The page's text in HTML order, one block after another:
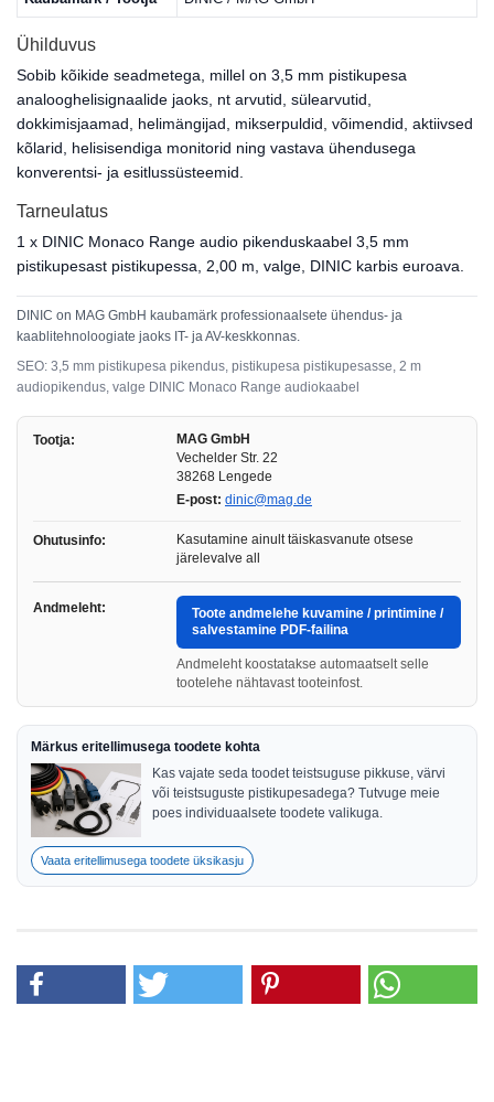
Ühilduvus
Sobib kõikide seadmetega, millel on 3,5 mm pistikupesa
analooghelisignaalide jaoks, nt arvutid, sülearvutid,
dokkimisjaamad, helimängijad, mikserpuldid, võimendid, aktiivsed
kõlarid, helisisendiga monitorid ning vastava ühendusega
konverentsi- ja esitlussüsteemid.
Tarneulatus
1 x DINIC Monaco Range audio pikenduskaabel 3,5 mm
pistikupesast pistikupessa, 2,00 m, valge, DINIC karbis euroava.
DINIC on MAG GmbH kaubamärk professionaalsete ühendus- ja
kaablitehnoloogiate jaoks IT- ja AV-keskkonnas.
SEO: 3,5 mm pistikupesa pikendus, pistikupesa pistikupesasse, 2 m
audiopikendus, valge DINIC Monaco Range audiokaabel
Tootja:
MAG GmbH
Vechelder Str. 22
38268 Lengede
E-post: dinic@mag.de
Ohutusinfo:
Kasutamine ainult täiskasvanute otsese
järelevalve all
Andmeleht:
Toote andmelehe kuvamine / printimine /
salvestamine PDF-failina
Andmeleht koostatakse automaatselt selle
tootelehe nähtavast tooteinfost.
Märkus eritellimusega toodete kohta
Kas vajate seda toodet teistsuguse pikkuse, värvi
või teistsuguste pistikupesadega? Tutvuge meie
poes individuaalsete toodete valikuga.
Vaata eritellimusega toodete üksikasju